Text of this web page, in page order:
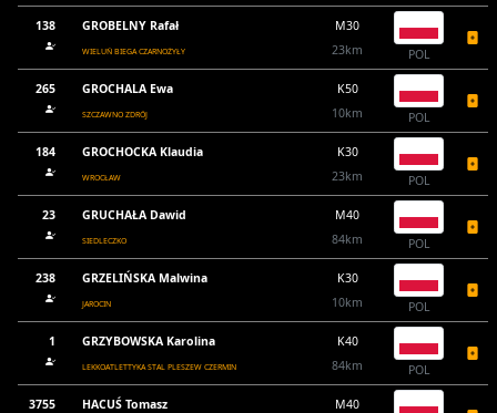
138 GROBELNY Rafał
WIELUŃ BIEGA CZARNOŻYŁY
M30
23km
POL
265 GROCHALA Ewa
SZCZAWNO ZDRÓJ
K50
10km
POL
184 GROCHOCKA Klaudia
WROCŁAW
K30
23km
POL
23 GRUCHAŁA Dawid
SIEDLECZKO
M40
84km
POL
238 GRZELIŃSKA Malwina
JAROCIN
K30
10km
POL
1 GRZYBOWSKA Karolina
LEKKOATLETTYKA STAL PLESZEW CZERMIN
K40
84km
POL
3755 HACUŚ Tomasz
M40